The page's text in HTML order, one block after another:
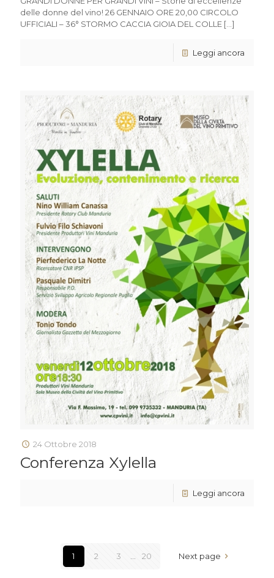
delle donne del vino! 26 GENNAIO ORE 20,00 CIRCOLO
UFFICIALI – 36° STORMO CACCIA GIOIA DEL COLLE […]
Leggi ancora
24 Ottobre 2018
Conferenza Xylella
Leggi ancora
1 2 3 20 Next page